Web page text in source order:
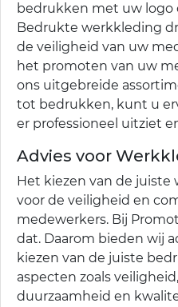
bedrukken met uw logo
Bedrukte werkkleding
de veiligheid van uw
het promoten van uw
ons uitgebreide
tot bedrukken, kunt u
er professioneel uitziet
Advies voor
Het kiezen van de juiste
voor de veiligheid en
medewerkers. Bij
dat. Daarom bieden wij
kiezen van de juiste
aspecten zoals
duurzaamheid en